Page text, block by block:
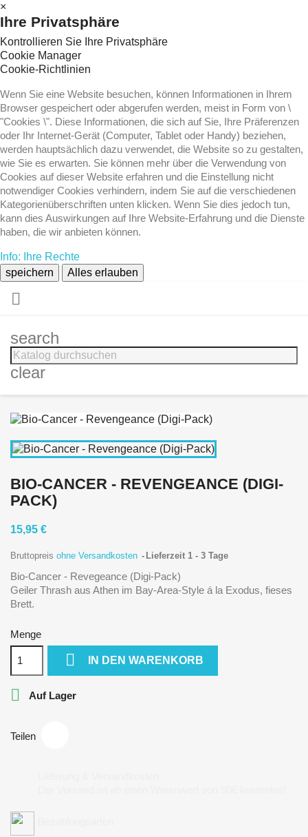
×
Ihre Privatsphäre
Kontrollieren Sie Ihre Privatsphäre
Cookie Manager
Cookie-Richtlinien
Wenn Sie eine Website besuchen, können Informationen in Ihrem
Browser gespeichert oder abgerufen werden, meist in Form von \
"Cookies \". Diese Informationen, die sich auf Sie, Ihre Präferenzen
oder Ihr Internet-Gerät (Computer, Tablet oder Handy) beziehen,
werden hauptsächlich dazu verwendet, die Website so zu gestalten,
wie Sie es erwarten. Sie können mehr über die Verwendung von
Cookies auf dieser Website erfahren und die Einstellung nicht
notwendiger Cookies verhindern, indem Sie auf die verschiedenen
Kategorienüberschriften unten klicken. Wenn Sie dies jedoch tun,
kann dies Auswirkungen auf Ihre Website-Erfahrung und die Dienste
haben, die wir anbieten können.
Info: Ihre Rechte
speichern
Alles erlauben

search
clear
BIO-CANCER - REVENGEANCE (DIGI-
PACK)
15,95 €
Bruttopreis ohne Versandkosten Lieferzeit 1 - 3 Tage
Bio-Cancer - Revegeance (Digi-Pack)
Geiler Thrash aus Athen im Bay-Area-Style á la Exodus, fieses
Brett.
Menge
 IN DEN WARENKORB
 Auf Lager
Teilen